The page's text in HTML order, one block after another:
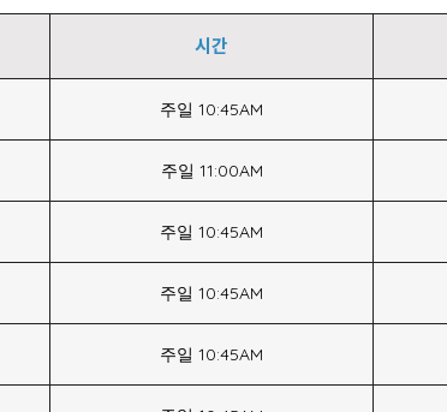
시간
주일 10:45AM
주일 11:00AM
주일 10:45AM
주일 10:45AM
주일 10:45AM